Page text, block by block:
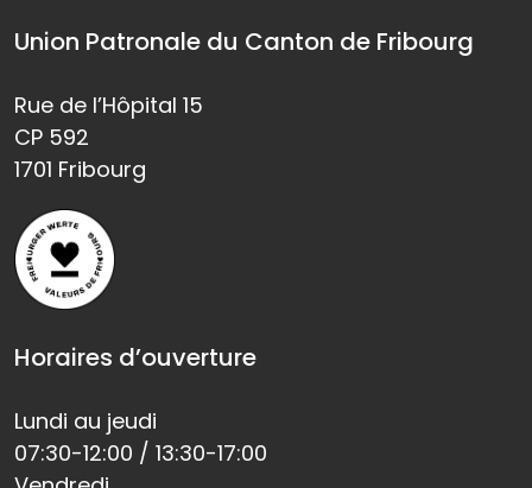
Union Patronale du Canton de Fribourg
Rue de l’Hôpital 15
CP 592
1701 Fribourg
Horaires d’ouverture
Lundi au jeudi
07:30-12:00 / 13:30-17:00